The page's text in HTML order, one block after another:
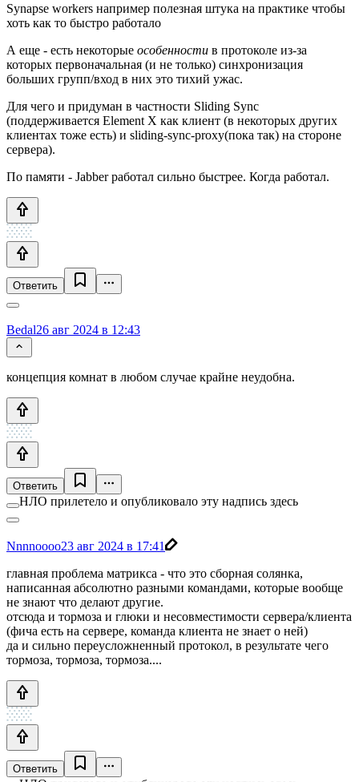
Synapse workers например полезная штука на практике чтобы
хоть как то быстро работало
А еще - есть некоторые особенности в протоколе из-за
которых первоначальная (и не только) синхронизация
больших групп/вход в них это тихий ужас.
Для чего и придуман в частности Sliding Sync
(поддерживается Element X как клиент (в некоторых других
клиентах тоже есть) и sliding-sync-proxy(пока так) на стороне
сервера).
По памяти - Jabber работал сильно быстрее. Когда работал.
Ответить
Bedal26 авг 2024 в 12:43
концепция комнат в любом случае крайне неудобна.
Ответить
НЛО прилетело и опубликовало эту надпись здесь
Nnnnoooo23 авг 2024 в 17:41
главная проблема матрикса - что это сборная солянка,
написанная абсолютно разными командами, которые вообще
не знают что делают другие.
отсюда и тормоза и глюки и несовместимости сервера/клиента
(фича есть на сервере, команда клиента не знает о ней)
да и сильно переусложненный протокол, в результате чего
тормоза, тормоза, тормоза....
Ответить